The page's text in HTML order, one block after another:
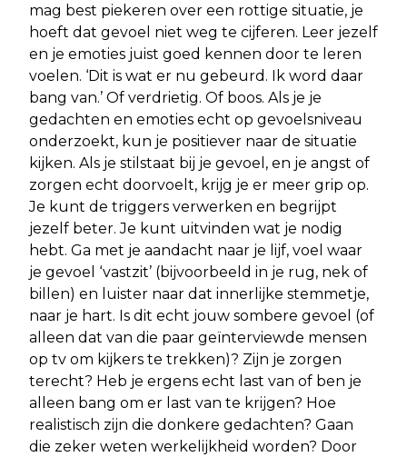
mag best piekeren over een rottige situatie, je
hoeft dat gevoel niet weg te cijferen. Leer jezelf
en je emoties juist goed kennen door te leren
voelen. ‘Dit is wat er nu gebeurd. Ik word daar
bang van.’ Of verdrietig. Of boos. Als je je
gedachten en emoties echt op gevoelsniveau
onderzoekt, kun je positiever naar de situatie
kijken. Als je stilstaat bij je gevoel, en je angst of
zorgen echt doorvoelt, krijg je er meer grip op.
Je kunt de triggers verwerken en begrijpt
jezelf beter. Je kunt uitvinden wat je nodig
hebt. Ga met je aandacht naar je lijf, voel waar
je gevoel ‘vastzit’ (bijvoorbeeld in je rug, nek of
billen) en luister naar dat innerlijke stemmetje,
naar je hart. Is dit echt jouw sombere gevoel (of
alleen dat van die paar geïnterviewde mensen
op tv om kijkers te trekken)? Zijn je zorgen
terecht? Heb je ergens echt last van of ben je
alleen bang om er last van te krijgen? Hoe
realistisch zijn die donkere gedachten? Gaan
die zeker weten werkelijkheid worden? Door